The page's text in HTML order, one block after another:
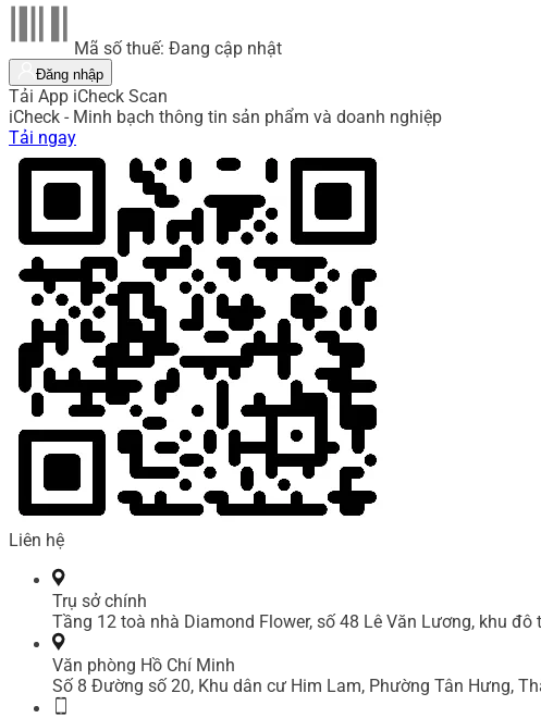
Mã số thuế: Đang cập nhật
Đăng nhập
Tải App iCheck Scan
iCheck - Minh bạch thông tin sản phẩm và doanh nghiệp
Tải ngay
Liên hệ
Trụ sở chính
Tầng 12 toà nhà Diamond Flower, số 48 Lê Văn Lương, khu
Văn phòng Hồ Chí Minh
Số 8 Đường số 20, Khu dân cư Him Lam, Phường Tân Hưng,